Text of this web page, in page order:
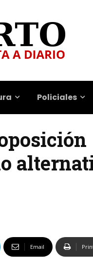
Policiales
Email